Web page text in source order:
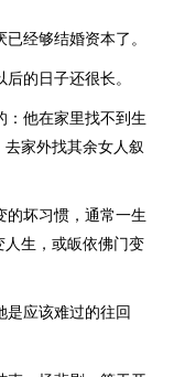
经够结婚资本了。
的日子还很长。
：他在家里找不到生
家外找其余女人叙
的坏习惯，通常一生
生，或皈依佛门变
是应该难过的往回